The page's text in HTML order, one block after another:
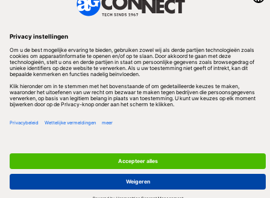
Volg ons
Redactionele partner
Algemene Voorwaarden & Copyrights